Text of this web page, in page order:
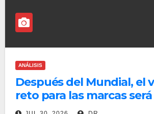
ANÁLISIS
Después del Mundial, el
reto para las marcas
en un mercado saturado